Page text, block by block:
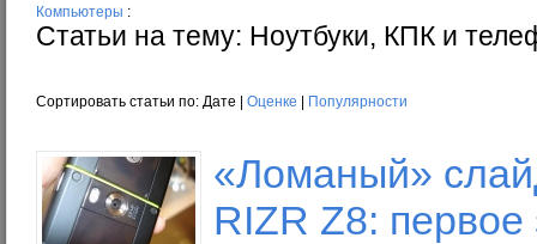
Компьютеры :
Статьи на тему: Ноутбуки, КПК и
Сортировать статьи по: Дате | Оценке Популярности
«Ломаный»
RIZR Z8: первое